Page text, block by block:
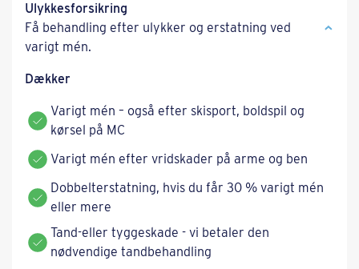
Ulykkesforsikring
Få behandling efter ulykker og erstatning ved
varigt mén.
Dækker
Varigt mén – også efter skisport, boldspil og
kørsel på MC
Varigt mén efter vridskader på arme og ben
Dobbelterstatning, hvis du får 30 % varigt mén
eller mere
Tand-eller tyggeskade - vi betaler den
nødvendige tandbehandling